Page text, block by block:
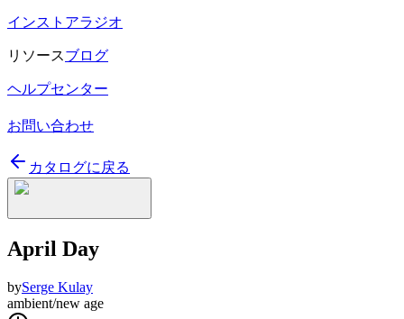
インストアラジオ
リソースブログ
ヘルプセンター
お問い合わせ
カタログに戻る
April Day
bySerge Kulay
ambient/new age